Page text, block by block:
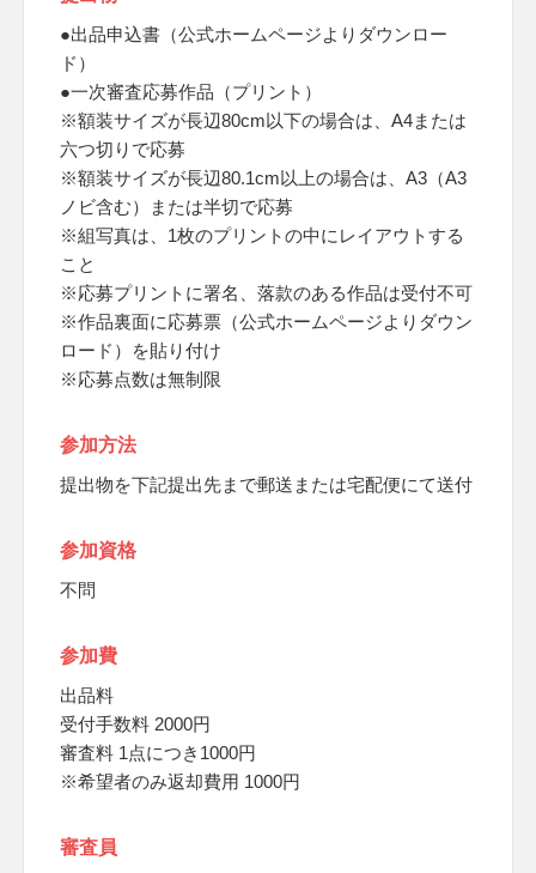
●出品申込書（公式ホームページよりダウンロー
ド）
●一次審査応募作品（プリント）
※額装サイズが長辺80cm以下の場合は、A4または
六つ切りで応募
※額装サイズが長辺80.1cm以上の場合は、A3（A3
ノビ含む）または半切で応募
※組写真は、1枚のプリントの中にレイアウトする
こと
※応募プリントに署名、落款のある作品は受付不可
※作品裏面に応募票（公式ホームページよりダウン
ロード）を貼り付け
※応募点数は無制限
参加方法
提出物を下記提出先まで郵送または宅配便にて送付
参加資格
不問
参加費
出品料
受付手数料 2000円
審査料 1点につき1000円
※希望者のみ返却費用 1000円
審査員